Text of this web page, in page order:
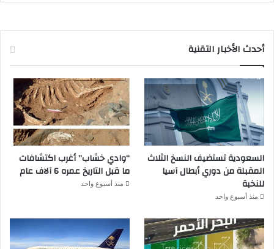
أحدث الأخبار التقنية
السعودية تستضيف النسخ الثلاث
المقبلة من دوري أبطال آسيا
للنخبة
منذ أسبوع واحد
“وادي خشاب” أغرب اكتشافات
ما قبل التاريخ عمره 6 آلاف عام
منذ أسبوع واحد